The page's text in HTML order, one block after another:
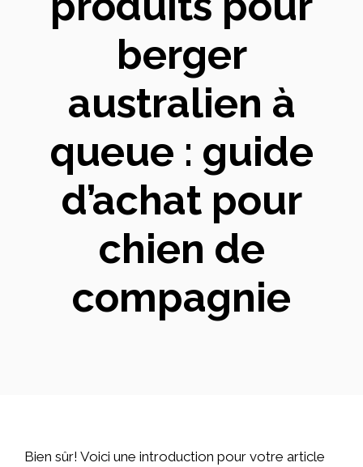
berger
australien à
queue : guide
d’achat pour
chien de
compagnie
Bien sûr! Voici une introduction pour votre article